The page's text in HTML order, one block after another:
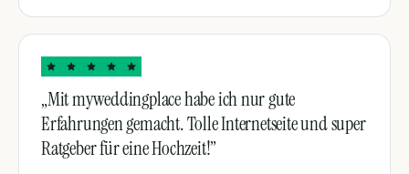
„Mit myweddingplace habe ich nur gute
Erfahrungen gemacht. Tolle Internetseite und super
Ratgeber für eine Hochzeit!”